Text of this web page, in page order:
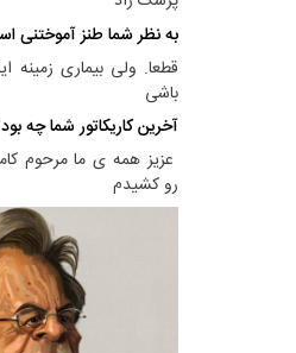
به نظر شما طنز آموختنی
قطعا. ولی بیماری زمینه
باشی
آخرین کاریکاتور شما چه
عزیز همه ی ما مرحوم
رو کشیدم